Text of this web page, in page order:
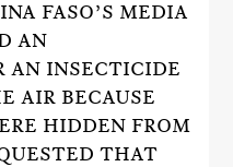
FASO’S MEDIA
AN
AN INSECTICIDE
AIR BECAUSE
HIDDEN FROM
THAT